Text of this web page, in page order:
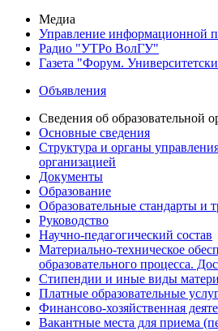
Медиа
Управление информационной
Радио "УТРо ВолГУ"
Газета "Форум.
Объявления
Сведения об образовательной
Основные сведения
Структура и органы
организацией
Документы
Образование
Образовательные стандарты и
Руководство
Научно-педагогический состав
Материально-техническое
образовательного процесса.
Стипендии и иные виды
Платные образовательные
Финансово-хозяйственная
Вакантные места для приема